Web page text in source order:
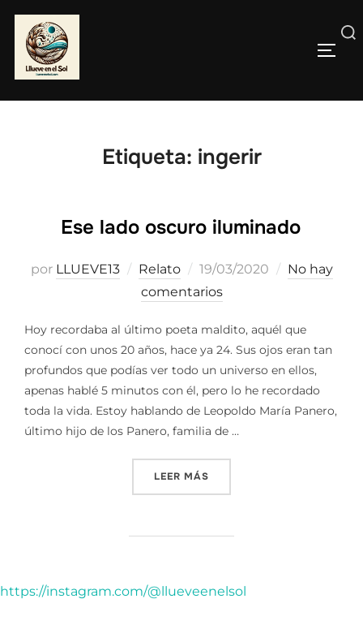
contenido
Buscar:
Etiqueta: ingerir
Ese lado oscuro iluminado
por LLUEVE13 Relato
Publicado
el
19/03/2020
No hay
comentarios
Hoy recordaba al último poeta maldito, aquél que
conocí con unos 20 años, hace ya 24. Sus ojos eran tan
profundos que podías ver todo un universo en ellos,
apenas hablé 5 minutos con él, pero lo he recordado
toda la vida. Estoy hablando de Leopoldo María Panero,
último hijo de los Panero, familia de …
LEER MÁS
https://instagram.com/@llueveenelsol